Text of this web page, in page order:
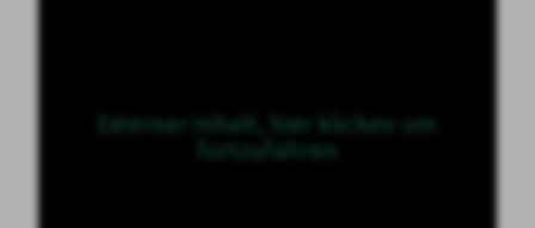
Externer Inhalt, hier klicken um
fortzufahren